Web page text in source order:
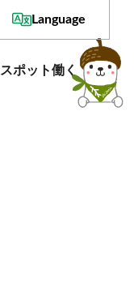
Language
スポット働く